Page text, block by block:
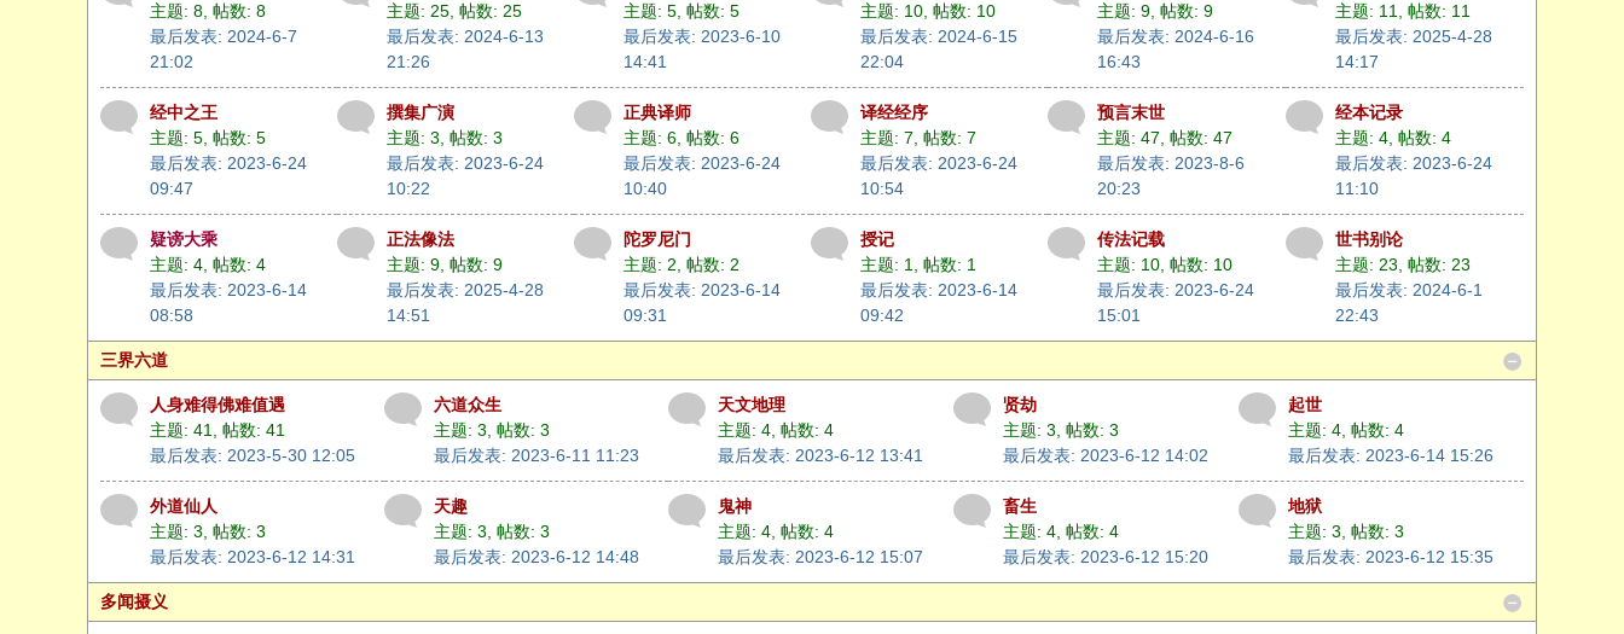
主题: 8 帖数: 8
最后发表: 2024-6-7
21:02
主题: 25 帖数: 25
最后发表: 2024-6-13
21:26
主题: 5 帖数: 5
最后发表: 2023-6-10
14:41
主题: 10 帖数: 10
最后发表: 2024-6-15
22:04
主题: 9 帖数: 9
最后发表: 2024-6-16
16:43
主题: 11
帖数: 11
最后发表: 2025-4-28
14:17
经中之王
主题: 5 帖数: 5
最后发表: 2023-6-24
09:47
撰集广演
主题: 3 帖数: 3
最后发表: 2023-6-24
10:22
正典译师
主题: 6 帖数: 6
最后发表: 2023-6-24
10:40
译经经序
主题: 7 帖数: 7
最后发表: 2023-6-24
10:54
预言末世
主题: 47 帖数: 47
最后发表: 2023-8-6
20:23
经本记录
主题: 4 帖数: 4
最后发表: 2023-6-24
11:10
疑谤大乘
主题: 4 帖数: 4
最后发表: 2023-6-14
08:58
正法像法
主题: 9 帖数: 9
最后发表: 2025-4-28
14:51
陀罗尼门
主题: 2 帖数: 2
最后发表: 2023-6-14
09:31
授记
主题: 1
帖数: 1
最后发表: 2023-6-14
09:42
传法记载
主题: 10 帖数: 10
最后发表: 2023-6-24
15:01
世书别论
主题: 23 帖数: 23
最后发表: 2024-6-1
22:43
三界六道
人身难得佛难值遇
主题: 41
帖数: 41
最后发表: 2023-5-30 12:05
六道众生
主题: 3 帖数: 3
最后发表: 2023-6-11 11:23
天文地理
主题: 4 帖数: 4
最后发表: 2023-6-12 13:41
贤劫
主题: 3 帖数: 3
最后发表: 2023-6-12 14:02
起世
主题: 4 帖数: 4
最后发表: 2023-6-14 15:26
外道仙人
主题: 3 帖数: 3
最后发表: 2023-6-12 14:31
天趣
主题: 3 帖数: 3
最后发表: 2023-6-12 14:48
鬼神
主题: 4 帖数: 4
最后发表: 2023-6-12 15:07
畜生
主题: 4 帖数: 4
最后发表: 2023-6-12 15:20
地狱
主题: 3 帖数: 3
最后发表: 2023-6-12 15:35
多闻摄义